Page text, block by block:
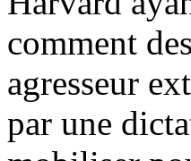
comment
agresseur
par une